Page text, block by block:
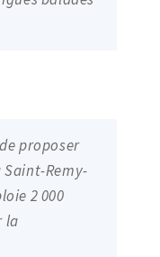
proposer
Remy-
2 000
la